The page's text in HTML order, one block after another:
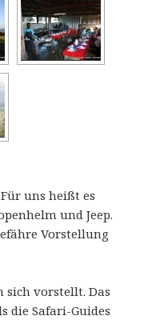
uns heißt es
und Jeep.
Vorstellung
sich vorstellt. Das
die Safari-Guides